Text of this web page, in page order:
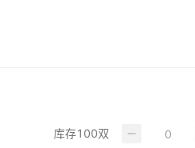
库存100双